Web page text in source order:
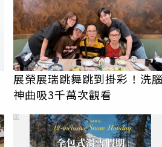
展榮展瑞跳舞跳到掛彩！洗
神曲吸3千萬次觀看
PR